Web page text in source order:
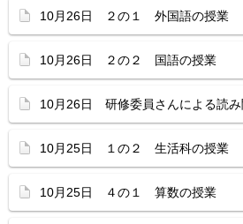
10月26日 ２の１ 外国語の授業
10月26日 ２の２ 国語の授業
10月26日 研修委員さんによる読み
10月25日 １の２ 生活科の授業
10月25日 ４の１ 算数の授業